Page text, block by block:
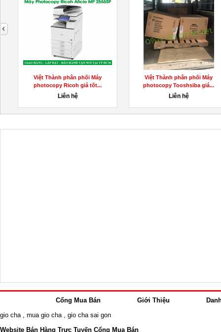
Việt Thành phân phối Máy
photocopy Ricoh giá tốt...
Liên hệ
Việt Thành phân phối Máy
photocopy Tooshsiba giá...
Liên hệ
Cổng Mua Bán Giới Thiệu
gio cha
mua gio cha
gio cha sai gon
Website Bán Hàng Trực Tuyến Cổng Mua Bán